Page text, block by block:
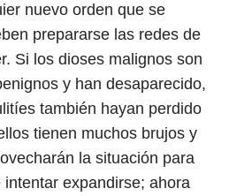
nuevo orden que se
prepararse las redes de
Si los dioses malignos son
y han desaparecido,
también hayan perdido
tienen muchos brujos y
la situación para
expandirse; ahora